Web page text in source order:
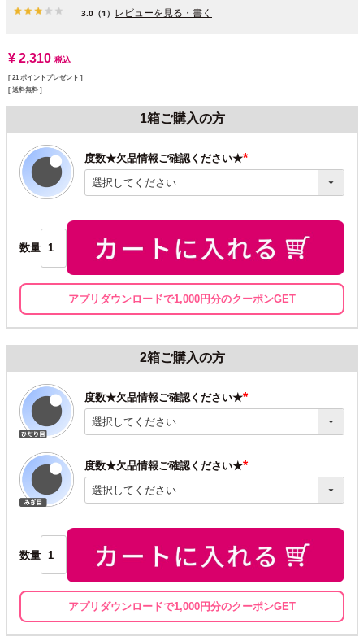
3.0 （1） レビューを見る・書く
¥ 2,310 税込
[ 21 ポイントプレゼント ]
送料無料
1箱ご購入の方
度数★欠品情報ご確認ください★
(必
数量
アプリダウンロードで1,000円分のクーポンGET
2箱ご購入の方
度数★欠品情報ご確認ください★
(必
度数★欠品情報ご確認ください★
(必
数量
アプリダウンロードで1,000円分のクーポンGET